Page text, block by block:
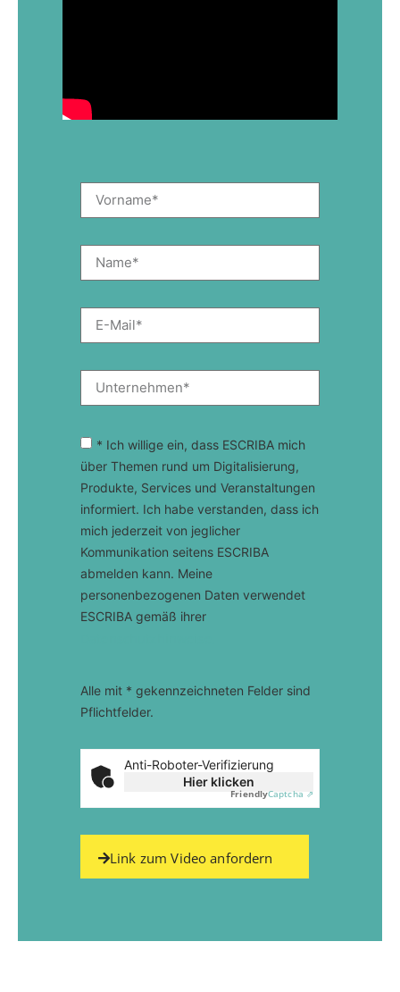
* Ich willige ein, dass ESCRIBA mich
über Themen rund um Digitalisierung,
Produkte, Services und Veranstaltungen
informiert. Ich habe verstanden, dass ich
mich jederzeit von jeglicher
Kommunikation seitens ESCRIBA
abmelden kann. Meine
personenbezogenen Daten verwendet
ESCRIBA gemäß ihrer
Alle mit * gekennzeichneten Felder sind
Pflichtfelder.
Anti-Roboter-Verifizierung
Hier klicken
FriendlyCaptcha ⇗
Link zum Video anfordern